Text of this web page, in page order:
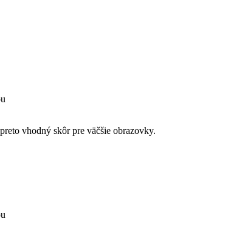
vhodný skôr pre väčšie obrazovky.